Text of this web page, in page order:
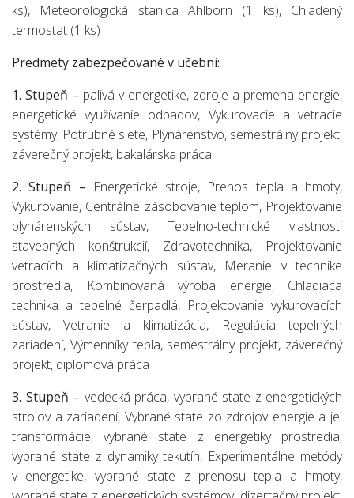
ks), Meteorologická stanica Ahlborn (1 ks), Chladený
termostat (1 ks)
Predmety zabezpečované v učebni:
1. Stupeň – palivá v energetike, zdroje a premena energie,
energetické využívanie odpadov, Vykurovacie a vetracie
systémy, Potrubné siete, Plynárenstvo, semestrálny projekt,
záverečný projekt, bakalárska práca
2. Stupeň – Energetické stroje, Prenos tepla a hmoty,
Vykurovanie, Centrálne zásobovanie teplom, Projektovanie
plynárenských sústav, Tepelno-technické vlastnosti
stavebných konštrukcií, Zdravotechnika, Projektovanie
vetracích a klimatizačných sústav, Meranie v technike
prostredia, Kombinovaná výroba energie, Chladiaca
technika a tepelné čerpadlá, Projektovanie vykurovacích
sústav, Vetranie a klimatizácia, Regulácia tepelných
zariadení, Výmenníky tepla, semestrálny projekt, záverečný
projekt, diplomová práca
3. Stupeň – vedecká práca, vybrané state z energetických
strojov a zariadení, Vybrané state zo zdrojov energie a jej
transformácie, vybrané state z energetiky prostredia,
vybrané state z dynamiky tekutín, Experimentálne metódy
v energetike, vybrané state z prenosu tepla a hmoty,